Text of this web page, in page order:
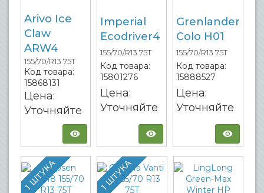
Arivo Ice
Claw
ARW4
155/70/R13 75T
Код товара:
15868131
Цена:
Уточняйте
Imperial
Ecodriver4
155/70/R13 75T
Код товара:
15801276
Цена:
Уточняйте
Grenlander
Colo H01
155/70/R13 75T
Код товара:
15888527
Цена:
Уточняйте
1 ШТУКА 1 ШТУКА